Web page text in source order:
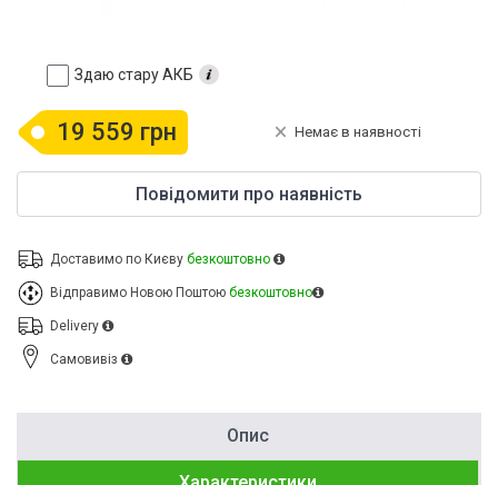
Здаю стару АКБ
19 559 грн Немає в наявності
Повідомити про наявність
Доставимо по Києву безкоштовно
Відправимо Новою Поштою безкоштовно
Delivery
Cамовивіз
Опис